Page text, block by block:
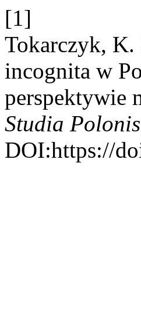
[1]
Tokarczyk, K.
incognita w
perspektywie
Studia
DOI:https://